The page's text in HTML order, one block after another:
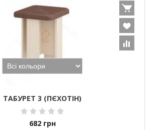
ТАБУРЕТ 3 (ПЄХОТІН)
682 грн